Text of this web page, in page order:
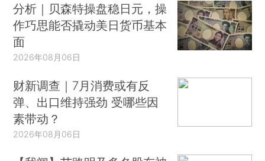
分析｜贝森特操盘稳日元，操
作巧思能否撬动美日货币基本
面
2026年08月06日
财新调查｜7月消费或有反
弹、出口维持强劲 受哪些因
素带动？
2026年08月06日